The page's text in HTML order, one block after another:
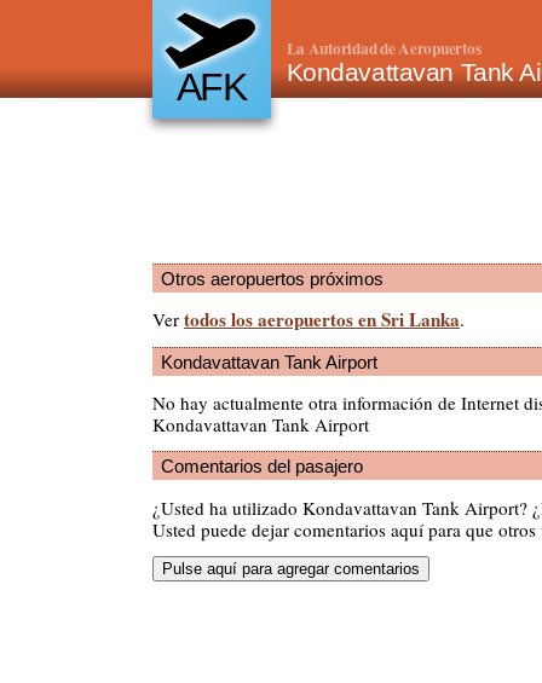
AFK
La Autoridad de Aeropuertos
Kondavattavan Tank
Otros aeropuertos próximos
Ver todos los aeropuertos en Sri Lanka.
Kondavattavan Tank Airport
No hay actualmente otra información de Internet
Kondavattavan Tank Airport
Comentarios del pasajero
¿Usted ha utilizado Kondavattavan Tank Airport?
Usted puede dejar comentarios aquí para que